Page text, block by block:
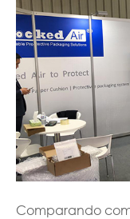
Comparando